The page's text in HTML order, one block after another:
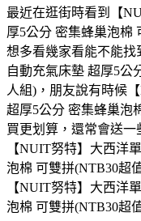
最近在逛街時看到【
厚5公分 密集蜂巢泡棉
想多看幾家看能不能
自動充氣床墊 超厚5公
人組)，朋友說有時候
超厚5公分 密集蜂巢泡
買更划算，還常會送
【NUIT努特】大西洋
泡棉 可雙拼(NTB30超
【NUIT努特】大西洋
泡棉 可雙拼(NTB30超